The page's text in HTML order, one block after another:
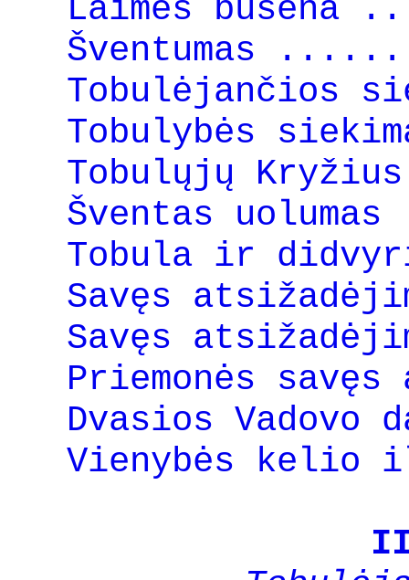
Laimės
Šventumas
Tobulybės
Tobulųjų
Šventas
Tobula ir
Savęs
Savęs
Priemonės
Dvasios
Vienybės